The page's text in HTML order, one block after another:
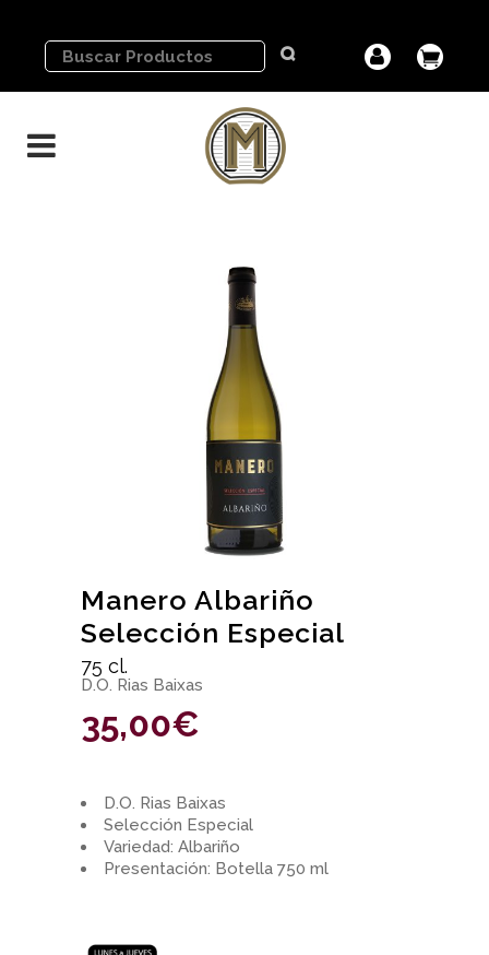
Manero Albariño
Selección Especial
75 cl.
D.O. Rias Baixas
35,00€
D.O. Rias Baixas
Selección Especial
Variedad: Albariño
Presentación: Botella 750 ml